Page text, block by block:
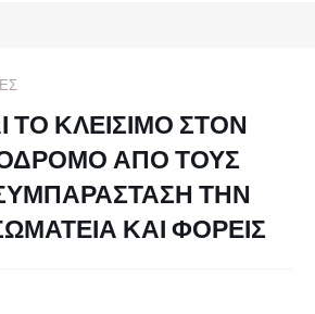
ΤΟ ΚΛΕΙΣΙΜΟ ΣΤΟΝ
ΑΠΟ ΤΟΥΣ
ΤΗΝ
ΚΑΙ ΦΟΡΕΙΣ